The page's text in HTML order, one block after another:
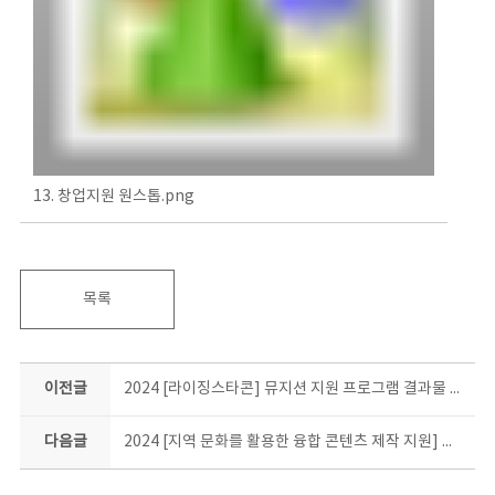
13. 창업지원 원스톱.png
목록
이전글 2024 [라이징스타콘] 뮤지션 지원 프로그램 결과물 소개
다음글 2024 [지역 문화를 활용한 융합 콘텐츠 제작 지원] 결과물 소개